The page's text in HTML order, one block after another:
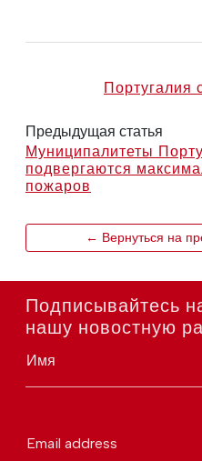
Португалия
Предыдущая статья
Муниципалитеты
подвергаются
пожаров
← Вернуться на
Подписывайтесь
нашу новостную
Имя
Email address